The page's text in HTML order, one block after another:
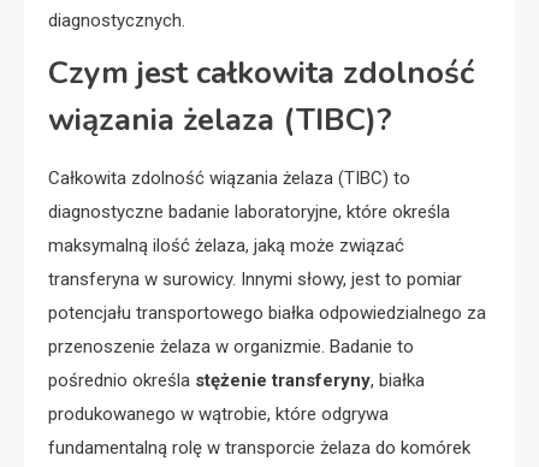
diagnostycznych.
Czym jest całkowita zdolność
wiązania żelaza (TIBC)?
Całkowita zdolność wiązania żelaza (TIBC) to
diagnostyczne badanie laboratoryjne, które określa
maksymalną ilość żelaza, jaką może związać
transferyna w surowicy. Innymi słowy, jest to pomiar
potencjału transportowego białka odpowiedzialnego za
przenoszenie żelaza w organizmie. Badanie to
pośrednio określa stężenie transferyny, białka
produkowanego w wątrobie, które odgrywa
fundamentalną rolę w transporcie żelaza do komórek